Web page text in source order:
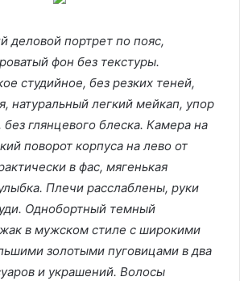
деловой портрет по пояс,
фон без текстуры.
студийное, без резких теней,
натуральный легкий мейкап, упор
без глянцевого блеска. Камера на
поворот корпуса на лево от
в фас, мягенькая
Плечи расслаблены, руки
Однобортный темный
в мужском стиле с широкими
золотыми пуговицами в два
и украшений. Волосы